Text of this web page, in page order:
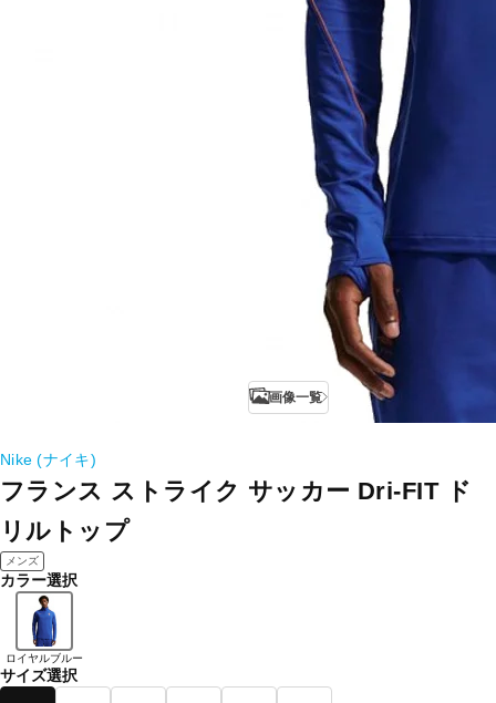
画像一覧
Nike (ナイキ)
フランス ストライク サッカー Dri-FIT ド
リルトップ
メンズ
カラー選択
ロイヤルブルー
サイズ選択